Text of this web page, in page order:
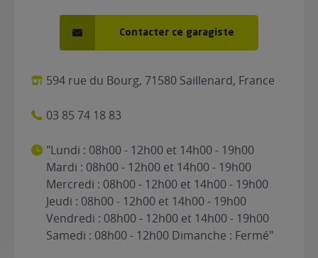
Contacter ce garagiste
594 rue du Bourg, 71580 Saillenard, France
03 85 74 18 83
"Lundi : 08h00 - 12h00 et 14h00 - 19h00
Mardi : 08h00 - 12h00 et 14h00 - 19h00
Mercredi : 08h00 - 12h00 et 14h00 - 19h00
Jeudi : 08h00 - 12h00 et 14h00 - 19h00
Vendredi : 08h00 - 12h00 et 14h00 - 19h00
Samedi : 08h00 - 12h00 Dimanche : Fermé"